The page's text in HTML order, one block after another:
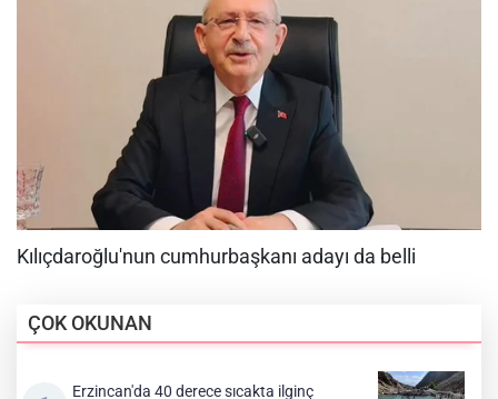
ÇOK OKUNAN
Erzincan'da 40 derece sıcakta ilginç